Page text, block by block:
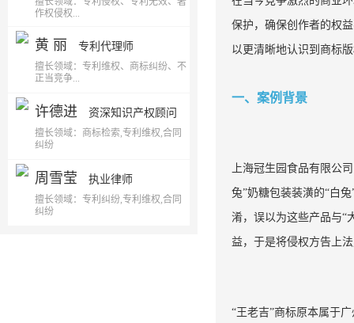
作权侵权...
黄 丽 专利代理师
擅长领域：专利维权、商标纠纷、不
正当竞争...
许德进 资深知识产权顾问
擅长领域：商标检索,专利维权,合同
纠纷
周雪莹 执业律师
擅长领域：专利纠纷,专利维权,合同
纠纷
保护，确保创作者的权
以更清晰地认识到商标
一、案例背景
上海冠生园食品有限公
兔”奶糖包装装潢的“白
淆，误以为这些产品与“
益，于是将侵权方告上
“王老吉”商标原本属于